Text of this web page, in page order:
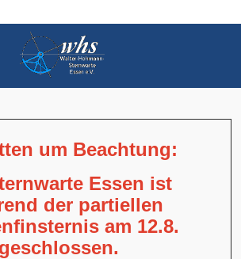
um Beachtung:
Essen ist
der partiellen
am 12.8.
geschlossen.